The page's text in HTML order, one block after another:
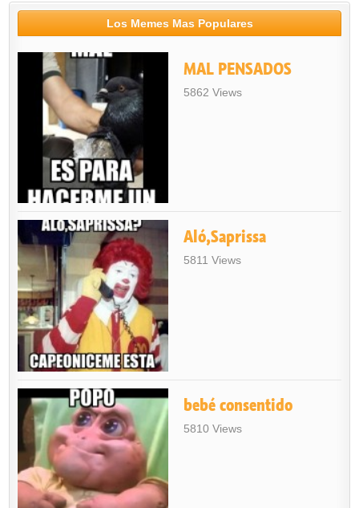
Los Memes Mas Populares
MAL PENSADOS
5862 Views
Aló,Saprissa
5811 Views
bebé consentido
5810 Views